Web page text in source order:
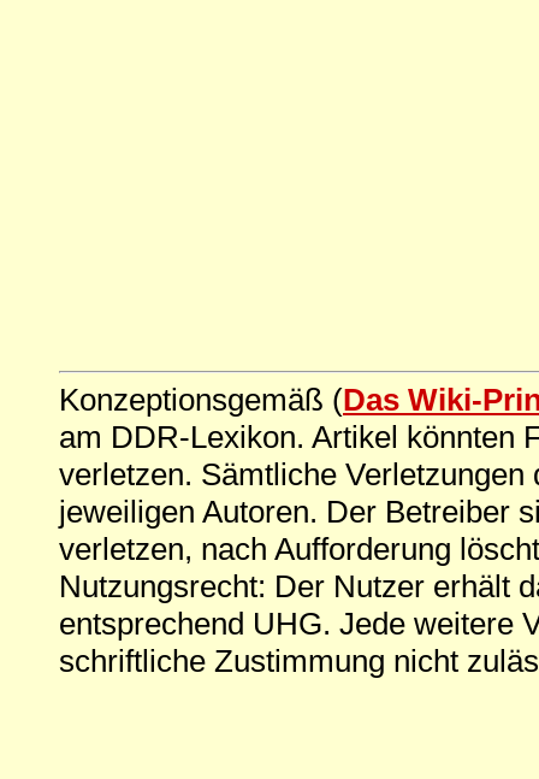
Konzeptionsgemäß (Das Wiki-
am DDR-Lexikon. Artikel könnten
verletzen. Sämtliche
jeweiligen Autoren. Der Betreiber
verletzen, nach Aufforderung
Nutzungsrecht: Der Nutzer erhält
entsprechend UHG. Jede weitere
schriftliche Zustimmung nicht